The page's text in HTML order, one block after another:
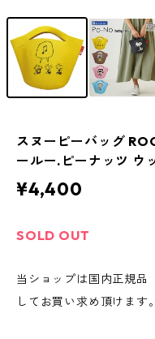
スヌーピーバッグ
ールー.ピーナッツ ウ
¥4,400
SOLD OUT
当ショップは国内正規品
してお買い求め頂けます。